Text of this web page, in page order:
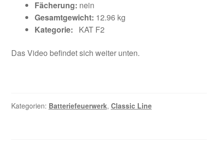
Fächerung: nein
Gesamtgewicht: 12.96 kg
Kategorie:
KAT F2
Das Video befindet sich weiter unten.
Kategorien: Batteriefeuerwerk, Classic Line